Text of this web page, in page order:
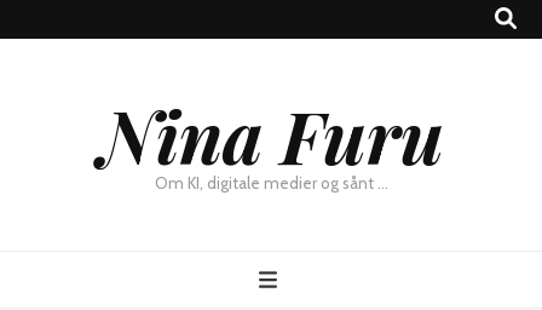
Nina Furu
Om KI, digitale medier og sånt …